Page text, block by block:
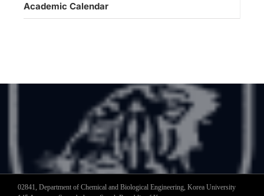
Academic Calendar
02841, Department of Chemical and Biological Engineering, Korea University